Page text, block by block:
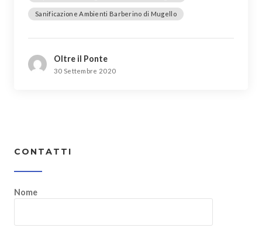
Sanificazione Ambienti Barberino di Mugello
Oltre il Ponte
30 Settembre 2020
CONTATTI
Nome